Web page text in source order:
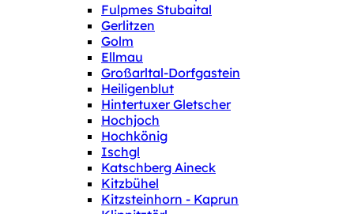
Fulpmes Stubaital
Gerlitzen
Golm
Ellmau
Großarltal-Dorfgastein
Heiligenblut
Hintertuxer Gletscher
Hochjoch
Hochkönig
Ischgl
Katschberg Aineck
Kitzbühel
Kitzsteinhorn - Kaprun